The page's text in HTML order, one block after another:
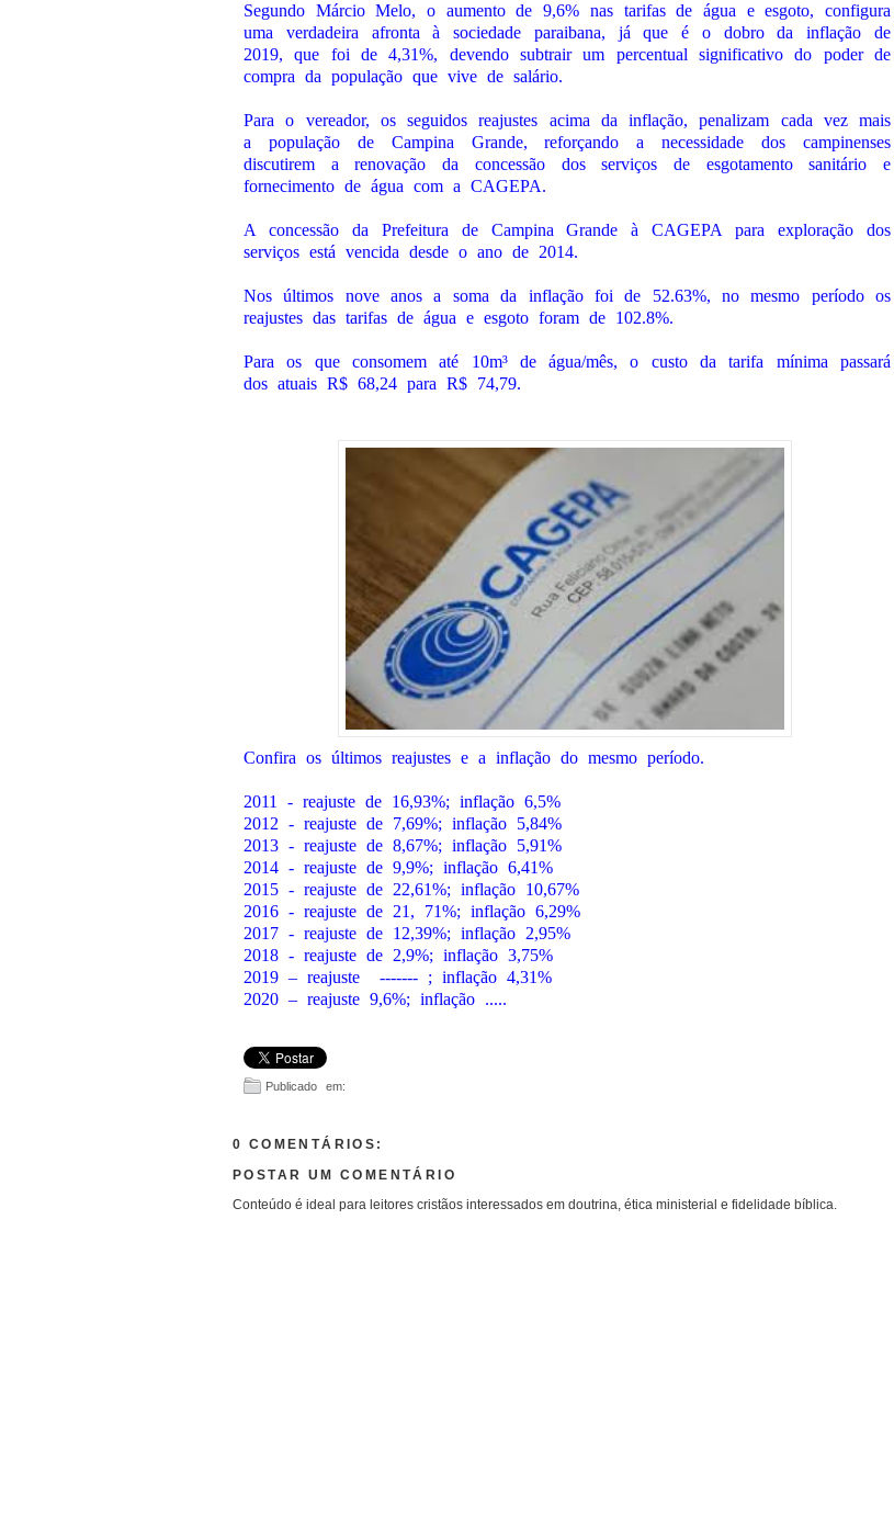
Segundo Márcio Melo, o aumento de 9,6% nas tarifas de água e esgoto, configura
uma verdadeira afronta à sociedade paraibana, já que é o dobro da inflação de
2019, que foi de 4,31%, devendo subtrair um percentual significativo do poder de
compra da população que vive de salário.
Para o vereador, os seguidos reajustes acima da inflação, penalizam cada vez mais
a população de Campina Grande, reforçando a necessidade dos campinenses
discutirem a renovação da concessão dos serviços de esgotamento sanitário e
fornecimento de água com a CAGEPA.
A concessão da Prefeitura de Campina Grande à CAGEPA para exploração dos
serviços está vencida desde o ano de 2014.
Nos últimos nove anos a soma da inflação foi de 52.63%, no mesmo período os
reajustes das tarifas de água e esgoto foram de 102.8%.
Para os que consomem até 10m³ de água/mês, o custo da tarifa mínima passará
dos atuais R$ 68,24 para R$ 74,79.
Confira os últimos reajustes e a inflação do mesmo período.
2011 - reajuste de 16,93%; inflação 6,5%
2012 - reajuste de 7,69%; inflação 5,84%
2013 - reajuste de 8,67%; inflação 5,91%
2014 - reajuste de 9,9%; inflação 6,41%
2015 - reajuste de 22,61%; inflação 10,67%
2016 - reajuste de 21, 71%; inflação 6,29%
2017 - reajuste de 12,39%; inflação 2,95%
2018 - reajuste de 2,9%; inflação 3,75%
2019 – reajuste
------- ; inflação 4,31%
2020 – reajuste 9,6%; inflação .....
Publicado em:
0 COMENTÁRIOS:
POSTAR UM COMENTÁRIO
Conteúdo é ideal para leitores cristãos interessados em doutrina, ética ministerial e fidelidade bíblica.